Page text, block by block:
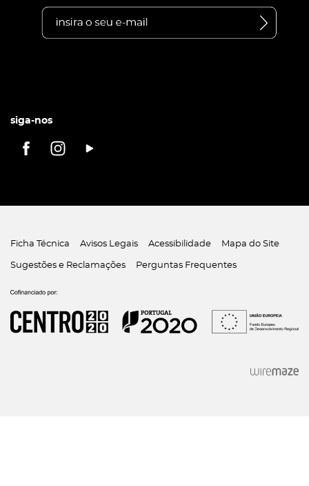
siga-nos
Ficha Técnica Avisos Legais Acessibilidade Mapa do Site
Sugestões e Reclamações Perguntas Frequentes